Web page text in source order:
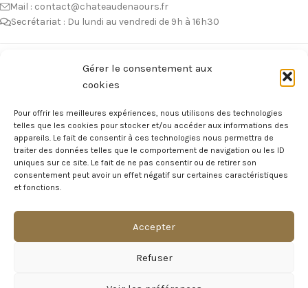
Gérer le consentement aux
cookies
Pour offrir les meilleures expériences, nous utilisons des technologies
telles que les cookies pour stocker et/ou accéder aux informations des
appareils. Le fait de consentir à ces technologies nous permettra de
traiter des données telles que le comportement de navigation ou les ID
uniques sur ce site. Le fait de ne pas consentir ou de retirer son
consentement peut avoir un effet négatif sur certaines caractéristiques
et fonctions.
Accepter
Refuser
Mail : contact@chateaudenaours.fr
Secrétariat : Du lundi au vendredi de 9h à 16h30
Avant de nous écrire, n’hésitez pas à consulter notre FAQ, celle-ci est
réponse à votre question !
Voir notre foire aux questions >
NOTRE ÉCOSYSTEME
MAGAZINE DU CHÂTEAU